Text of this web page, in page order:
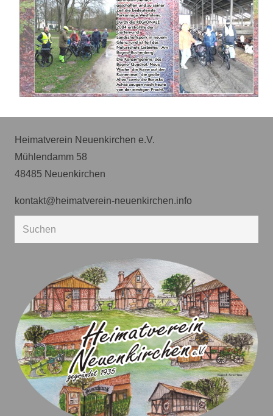
Heimatverein Neuenkirchen e.V.
Mühlendamm 58
48485 Neuenkirchen
kontakt@heimatverein-neuenkirchen.info